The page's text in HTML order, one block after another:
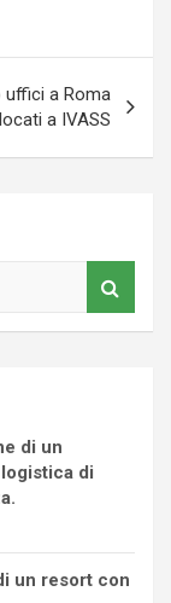
uffici a Roma
a IVASS
di un
di
un resort con